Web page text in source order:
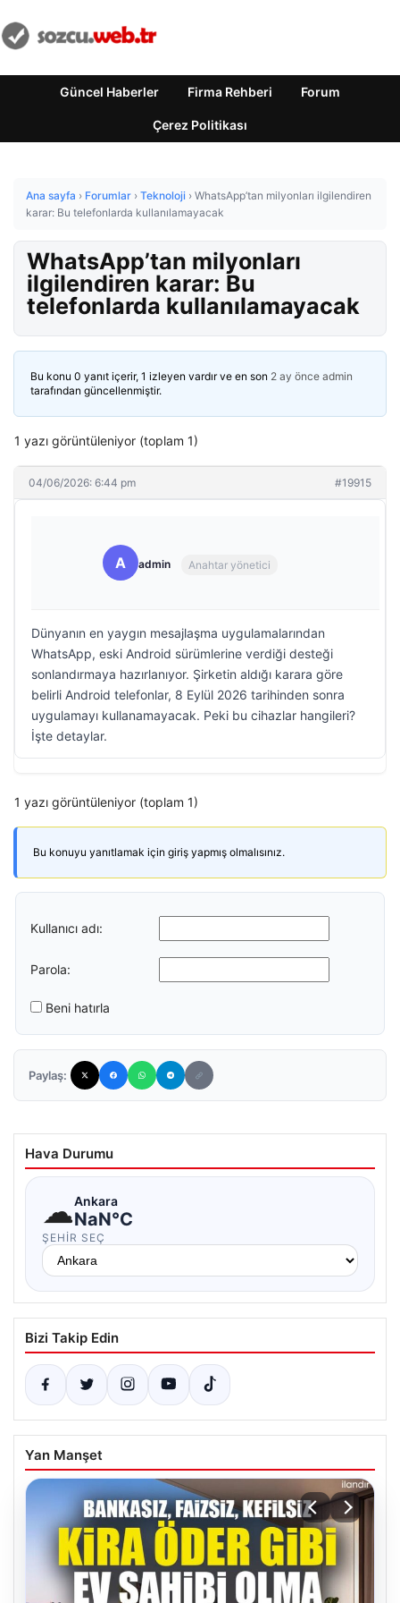
Güncel Haberler Firma Rehberi Forum
Çerez Politikası
Ana sayfa › Forumlar › Teknoloji › WhatsApp’tan milyonları ilgilendiren
karar: Bu telefonlarda kullanılamayacak
WhatsApp’tan milyonları
ilgilendiren karar: Bu
telefonlarda kullanılamayacak
Bu konu 0 yanıt içerir, 1 izleyen vardır ve en son 2 ay önce admin
tarafından güncellenmiştir.
1 yazı görüntüleniyor (toplam 1)
04/06/2026: 6:44 pm #19915
A admin Anahtar yönetici
Dünyanın en yaygın mesajlaşma uygulamalarından
WhatsApp, eski Android sürümlerine verdiği desteği
sonlandırmaya hazırlanıyor. Şirketin aldığı karara göre
belirli Android telefonlar, 8 Eylül 2026 tarihinden sonra
uygulamayı kullanamayacak. Peki bu cihazlar hangileri?
İşte detaylar.
1 yazı görüntüleniyor (toplam 1)
Bu konuyu yanıtlamak için giriş yapmış olmalısınız.
Kullanıcı adı:
Parola:
Beni hatırla
Paylaş:
Hava Durumu
☁Ankara
NaN°C
ŞEHIR SEÇ
Bizi Takip Edin
Yan Manşet